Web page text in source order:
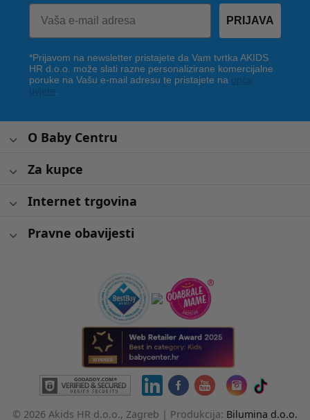
PRIJAVA
*Prijavom na newsletter pristajete da Vam tvrtka AKIDS
HR d.o.o. može slati razne personalizirane komercijalne
poruke na Vašu e-mail adresu te pristajete na
O Baby Centru
Za kupce
Internet trgovina
Pravne obavijesti
© 2026 Akids HR d.o.o., Zagreb | Produkcija: Bilumina d.o.o.